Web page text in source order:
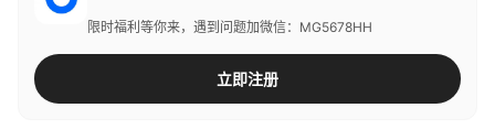
限时福利等你来，遇到问题加微信：MG5678HH
立即注册